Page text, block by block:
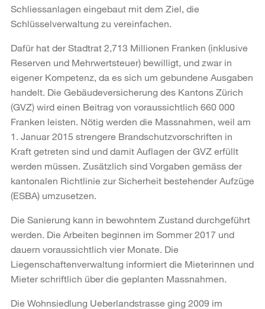
Schliessanlagen eingebaut mit dem Ziel, die
Schlüsselverwaltung zu vereinfachen.
Dafür hat der Stadtrat 2,713 Millionen Franken (inklusive
Reserven und Mehrwertsteuer) bewilligt, und zwar in
eigener Kompetenz, da es sich um gebundene Ausgaben
handelt. Die Gebäudeversicherung des Kantons Zürich
(GVZ) wird einen Beitrag von voraussichtlich 660 000
Franken leisten. Nötig werden die Massnahmen, weil am
1. Januar 2015 strengere Brandschutzvorschriften in
Kraft getreten sind und damit Auflagen der GVZ erfüllt
werden müssen. Zusätzlich sind Vorgaben gemäss der
kantonalen Richtlinie zur Sicherheit bestehender Aufzüge
(ESBA) umzusetzen.
Die Sanierung kann in bewohntem Zustand durchgeführt
werden. Die Arbeiten beginnen im Sommer 2017 und
dauern voraussichtlich vier Monate. Die
Liegenschaftenverwaltung informiert die Mieterinnen und
Mieter schriftlich über die geplanten Massnahmen.
Die Wohnsiedlung Ueberlandstrasse ging 2009 im